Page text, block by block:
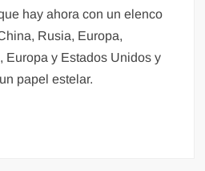
hay ahora con un elenco
Rusia, Europa,
Europa y Estados Unidos y
papel estelar.